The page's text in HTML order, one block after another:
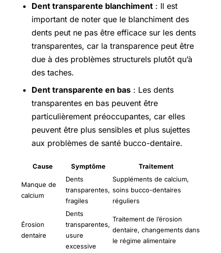
Dent transparente blanchiment : Il est
important de noter que le blanchiment des
dents peut ne pas être efficace sur les dents
transparentes, car la transparence peut être
due à des problèmes structurels plutôt qu’à
des taches.
Dent transparente en bas : Les dents
transparentes en bas peuvent être
particulièrement préoccupantes, car elles
peuvent être plus sensibles et plus sujettes
aux problèmes de santé bucco-dentaire.
Cause Symptôme Traitement
Manque de
calcium
Dents
transparentes,
fragiles
Suppléments de calcium,
soins bucco-dentaires
réguliers
Érosion
dentaire
Dents
transparentes,
usure
excessive
Traitement de l’érosion
dentaire, changements dans
le régime alimentaire